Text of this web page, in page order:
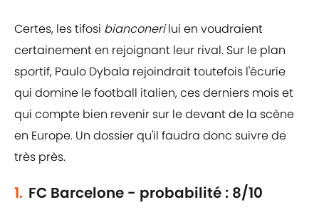
Certes, les tifosi bianconerilui en voudraient
certainement en rejoignant leur rival. Sur le plan
sportif, Paulo Dybala rejoindrait toutefois l'écurie
qui domine le football italien, ces derniers mois et
qui compte bien revenir sur le devant de la scène
en Europe. Un dossier qu'il faudra donc suivre de
très près.
1. FC Barcelone - probabilité : 8/10